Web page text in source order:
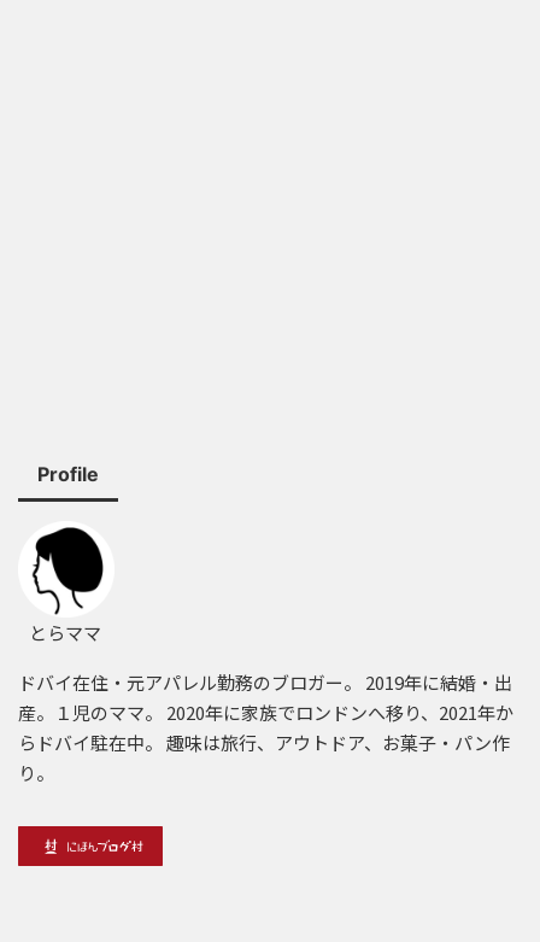
Profile
とらママ
ドバイ在住・元アパレル勤務のブロガー。 2019年に結婚・出
産。１児のママ。 2020年に家族でロンドンへ移り、2021年か
らドバイ駐在中。 趣味は旅行、アウトドア、お菓子・パン作
り。